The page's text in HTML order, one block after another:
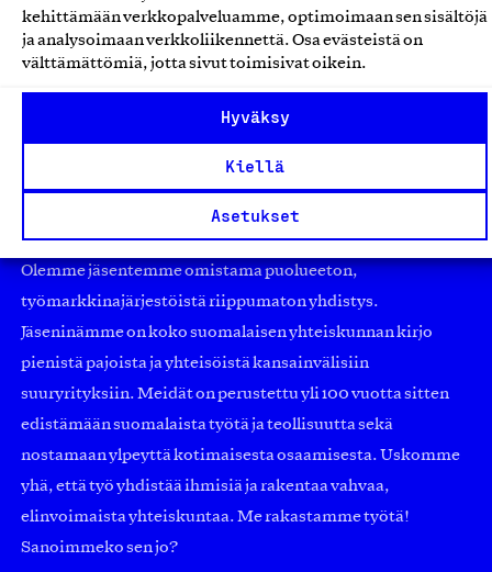
kehittämään verkkopalveluamme, optimoimaan sen sisältöjä
ja analysoimaan verkkoliikennettä. Osa evästeistä on
välttämättömiä, jotta sivut toimisivat oikein.
Hyväksy
Kiellä
Asetukset
Koneet ja laitteet
Olemme jäsentemme omistama puolueeton,
työmarkkinajärjestöistä riippumaton yhdistys.
Jäseninämme on koko suomalaisen yhteiskunnan kirjo
pienistä pajoista ja yhteisöistä kansainvälisiin
suuryrityksiin. Meidät on perustettu yli 100 vuotta sitten
edistämään suomalaista työtä ja teollisuutta sekä
nostamaan ylpeyttä kotimaisesta osaamisesta. Uskomme
yhä, että työ yhdistää ihmisiä ja rakentaa vahvaa,
elinvoimaista yhteiskuntaa. Me rakastamme työtä!
Sanoimmeko sen jo?